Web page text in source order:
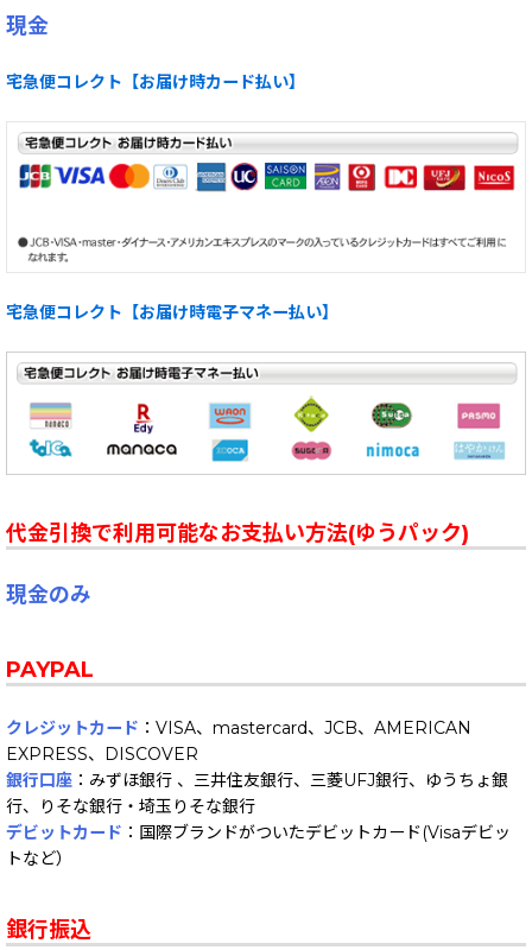
現金
宅急便コレクト【お届け時カード払い】
宅急便コレクト【お届け時電子マネー払い】
代金引換で利用可能なお支払い方法(ゆうパック)
現金のみ
PAYPAL
クレジットカード ：VISA、mastercard、JCB、AMERICAN
EXPRESS、DISCOVER
銀行口座 ：みずほ銀行 、三井住友銀行、三菱UFJ銀行、ゆうちょ銀
行、りそな銀行・埼玉りそな銀行
デビットカード ：国際ブランドがついたデビットカード(Visaデビッ
トなど）
銀行振込